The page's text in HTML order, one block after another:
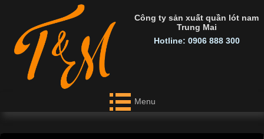
Công ty sản xuất quần lót nam
Trung Mai
Hotline: 0906 888 300
Menu